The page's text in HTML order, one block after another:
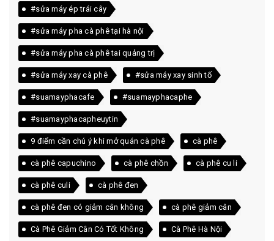
#sửa máy ép trái cây
#sửa máy pha cà phê tại hà nội
#sửa máy pha cà phê tai quảng trị
#sửa máy xay cà phê #sửa máy xay sinh tố
#suamayphacafe #suamayphacaphe
#suamayphacapheuytin
9 điểm cần chú ý khi mở quán cà phê cà phê
cà phê capuchino cà phê chồn cà phê cu li
cà phê culi cà phê đen
cà phê đen có giảm cân không cà phê giảm cân
Cà Phê Giảm Cân Có Tốt Không Cà Phê Hà Nội